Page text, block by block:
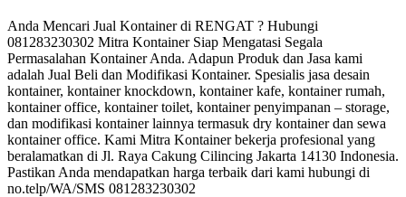
Anda Mencari Jual Kontainer di RENGAT ? Hubungi
081283230302 Mitra Kontainer Siap Mengatasi Segala
Permasalahan Kontainer Anda. Adapun Produk dan Jasa kami
adalah Jual Beli dan Modifikasi Kontainer. Spesialis jasa desain
kontainer, kontainer knockdown, kontainer kafe, kontainer rumah,
kontainer office, kontainer toilet, kontainer penyimpanan – storage,
dan modifikasi kontainer lainnya termasuk dry kontainer dan sewa
kontainer office. Kami Mitra Kontainer bekerja profesional yang
beralamatkan di Jl. Raya Cakung Cilincing Jakarta 14130 Indonesia.
Pastikan Anda mendapatkan harga terbaik dari kami hubungi di
no.telp/WA/SMS 081283230302